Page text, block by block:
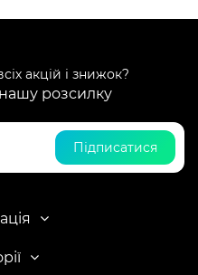
акцій і знижок?
розсилку
Підписатися